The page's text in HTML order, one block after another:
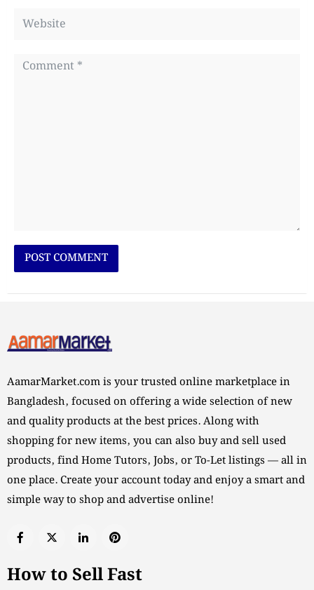
AamarMarket.com is your trusted online marketplace in
Bangladesh, focused on offering a wide selection of new
and quality products at the best prices. Along with
shopping for new items, you can also buy and sell used
products, find Home Tutors, Jobs, or To-Let listings — all in
one place. Create your account today and enjoy a smart and
simple way to shop and advertise online!
How to Sell Fast